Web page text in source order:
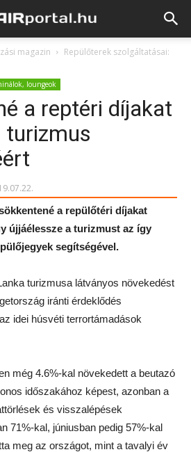
magazin
Repülőterek szolgáltatásai:
loungeok
a reptéri díjakat
turizmus
a repülőtéri díjakat
újjáélessze a turizmust az így
segítségével.
turizmusa látványos növekedést
iránti érdeklődés
idei húsvéti terrortámadások
még 4.6%-kal növekedett a beutazó
időszakához képest, azonban a
és visszalépések
71%-kal, júniusban pedig 57%-kal
meg az országot, mint a tavalyi év